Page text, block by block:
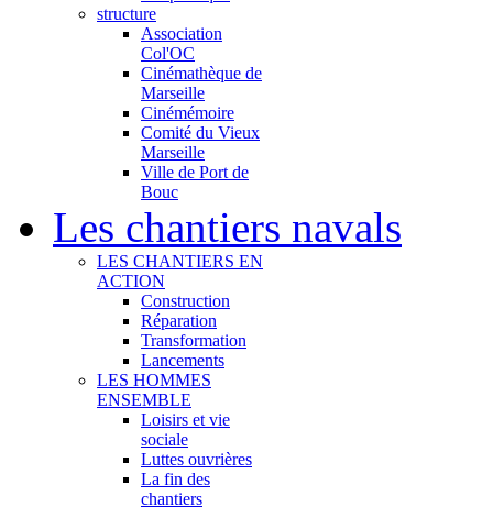
structure
Association
Col'OC
Cinémathèque de
Marseille
Cinémémoire
Comité du Vieux
Marseille
Ville de Port de
Bouc
Les chantiers navals
LES CHANTIERS EN
ACTION
Construction
Réparation
Transformation
Lancements
LES HOMMES
ENSEMBLE
Loisirs et vie
sociale
Luttes ouvrières
La fin des
chantiers